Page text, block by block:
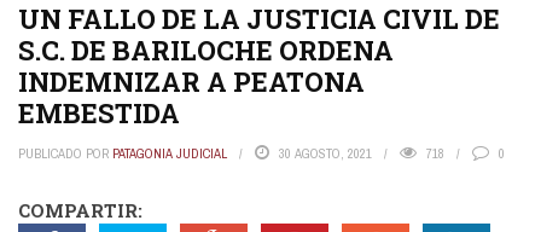
UN FALLO DE LA JUSTICIA CIVIL DE
S.C. DE BARILOCHE ORDENA
INDEMNIZAR A PEATONA
EMBESTIDA
PUBLICADO POR PATAGONIA JUDICIAL 30 AGOSTO, 2021 718 0
COMPARTIR: